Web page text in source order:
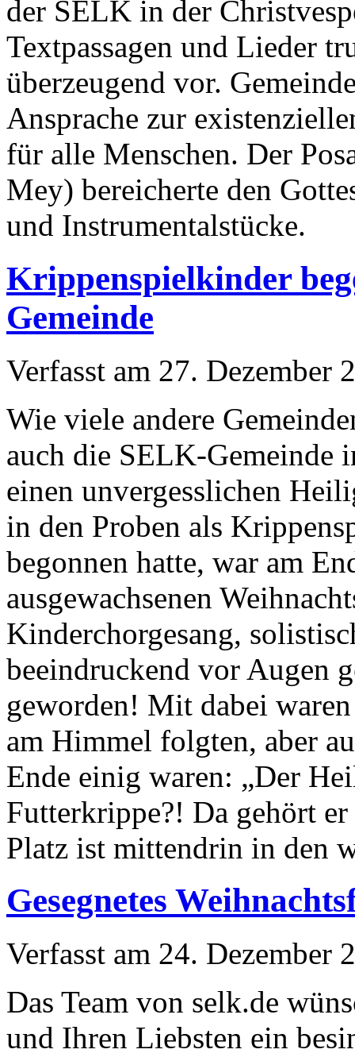
der SELK in der
Textpassagen und Lieder
überzeugend vor.
Ansprache zur
für alle Menschen. Der
Mey) bereicherte den
und Instrumentalstücke.
Krippenspielkinder
Gemeinde
Verfasst am 27. Dezember
Wie viele andere
auch die SELK-Gemeinde
einen unvergesslichen
in den Proben als
begonnen hatte, war am
ausgewachsenen
Kinderchorgesang,
beeindruckend vor Augen
geworden! Mit dabei
am Himmel folgten, aber
Ende einig waren: „Der
Futterkrippe?! Da gehört
Platz ist mittendrin in den
Gesegnetes
Verfasst am 24. Dezember
Das Team von selk.de
und Ihren Liebsten ein